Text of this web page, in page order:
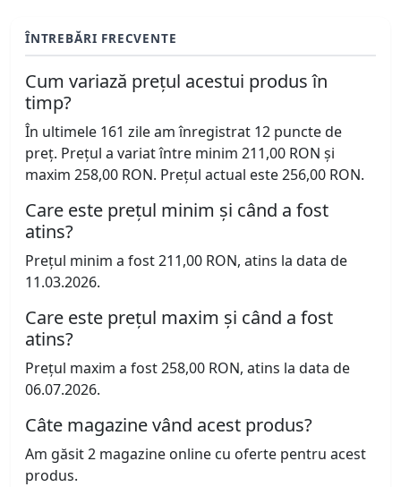
ÎNTREBĂRI FRECVENTE
Cum variază prețul acestui produs în
timp?
În ultimele 161 zile am înregistrat 12 puncte de
preț. Prețul a variat între minim 211,00 RON și
maxim 258,00 RON. Prețul actual este 256,00 RON.
Care este prețul minim și când a fost
atins?
Prețul minim a fost 211,00 RON, atins la data de
11.03.2026.
Care este prețul maxim și când a fost
atins?
Prețul maxim a fost 258,00 RON, atins la data de
06.07.2026.
Câte magazine vând acest produs?
Am găsit 2 magazine online cu oferte pentru acest
produs.